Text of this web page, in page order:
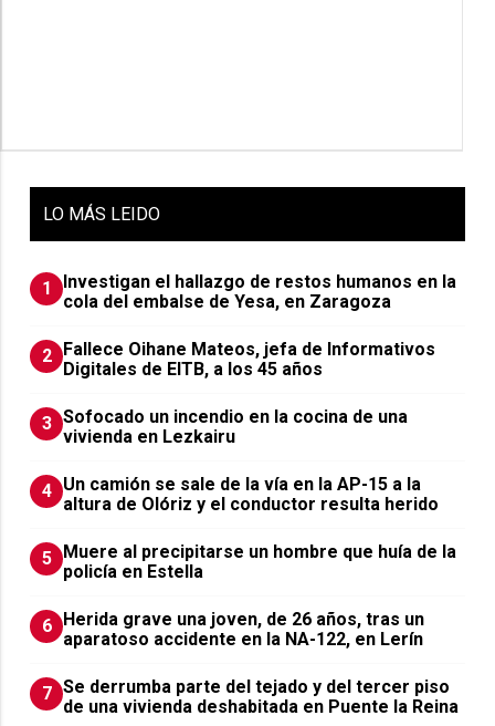
LO MÁS LEIDO
1
Investigan el hallazgo de restos humanos en la
cola del embalse de Yesa, en Zaragoza
2 Fallece Oihane Mateos, jefa de Informativos
Digitales de EITB, a los 45 años
3 Sofocado un incendio en la cocina de una
vivienda en Lezkairu
4 Un camión se sale de la vía en la AP-15 a la
altura de Olóriz y el conductor resulta herido
5 Muere al precipitarse un hombre que huía de la
policía en Estella
6 Herida grave una joven, de 26 años, tras un
aparatoso accidente en la NA-122, en Lerín
7 Se derrumba parte del tejado y del tercer piso
de una vivienda deshabitada en Puente la Reina